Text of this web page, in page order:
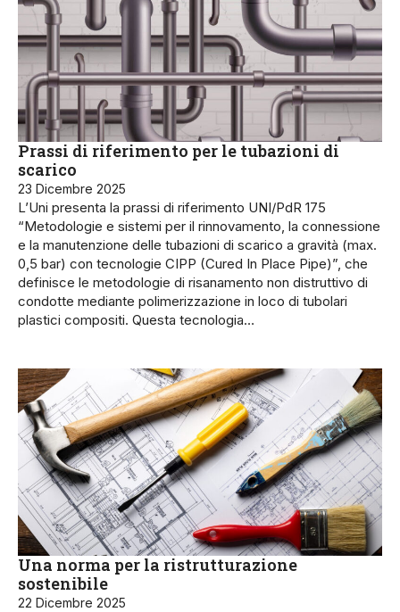
Prassi di riferimento per le tubazioni di
scarico
23 Dicembre 2025
L’Uni presenta la prassi di riferimento UNI/PdR 175
“Metodologie e sistemi per il rinnovamento, la connessione
e la manutenzione delle tubazioni di scarico a gravità (max.
0,5 bar) con tecnologie CIPP (Cured In Place Pipe)”, che
definisce le metodologie di risanamento non distruttivo di
condotte mediante polimerizzazione in loco di tubolari
plastici compositi. Questa tecnologia…
Una norma per la ristrutturazione
sostenibile
22 Dicembre 2025